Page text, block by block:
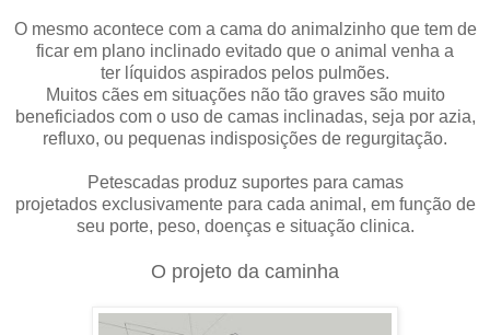
O mesmo acontece com a cama do animalzinho que tem de
ficar em plano inclinado evitado que o animal venha a
ter líquidos aspirados pelos pulmões.
Muitos cães em situações não tão graves são muito
beneficiados com o uso de camas inclinadas, seja por azia,
refluxo, ou pequenas indisposições de regurgitação.
Petescadas produz suportes para camas
projetados exclusivamente para cada animal, em função de
seu porte, peso, doenças e situação clinica.
O projeto da caminha